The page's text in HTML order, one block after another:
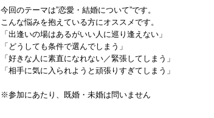
今回のテーマは”恋愛・結婚について”です。
こんな悩みを抱えている方にオススメです。
「出逢いの場はあるがいい人に巡り逢えない」
「どうしても条件で選んでしまう」
「好きな人に素直になれない／緊張してしまう」
「相手に気に入られようと頑張りすぎてしまう」
※参加にあたり、既婚・未婚は問いません